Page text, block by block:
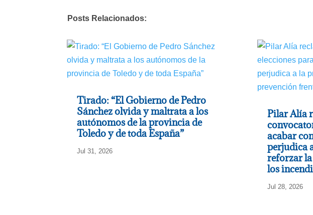
Posts Relacionados:
Tirado: “El Gobierno de Pedro
Sánchez olvida y maltrata a los
autónomos de la provincia de
Toledo y de toda España”
Jul 31, 2026
Pilar Alía
acabar
perjudica
reforzar
los
Jul 28, 2026